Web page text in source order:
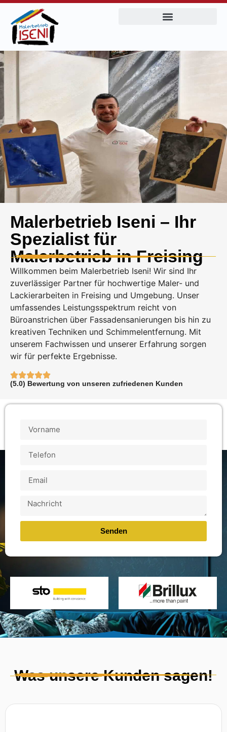
Malerbetrieb Iseni – Ihr
Spezialist für
Malerbetrieb in Freising
Willkommen beim Malerbetrieb Iseni! Wir sind Ihr
zuverlässiger Partner für hochwertige Maler- und
Lackierarbeiten in Freising und Umgebung. Unser
umfassendes Leistungsspektrum reicht von
Büroanstrichen über Fassadensanierungen bis hin zu
kreativen Techniken und Schimmelentfernung. Mit
unserem Fachwissen und unserer Erfahrung sorgen
wir für perfekte Ergebnisse.
(5.0) Bewertung von unseren zufriedenen Kunden
Senden
Was unsere Kunden sagen!